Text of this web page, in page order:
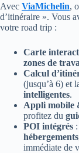
Avec ViaMichelin,
d’itinéraire ». Vous
votre road trip :
Carte
zones de
Calcul
(jusqu’à 6) et
intelligentes.
Appli mobile
profitez du
POI intégrés :
hébergements
immédiate de